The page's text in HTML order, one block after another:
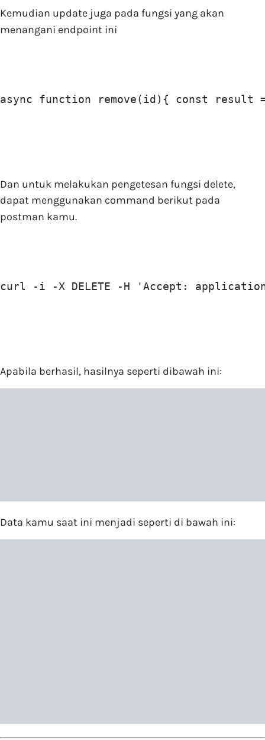
Kemudian update juga pada fungsi yang akan
menangani endpoint ini
async function remove(id){ const result
Dan untuk melakukan pengetesan fungsi delete,
dapat menggunakan command berikut pada
postman kamu.
curl -i -X DELETE -H 'Accept:
Apabila berhasil, hasilnya seperti dibawah ini:
Data kamu saat ini menjadi seperti di bawah ini: